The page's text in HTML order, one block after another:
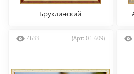
Бруклинский
4633 (Арт: 01-609)